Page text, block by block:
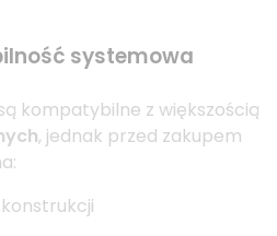
systemowa
kompatybilne z większością
, jednak przed zakupem